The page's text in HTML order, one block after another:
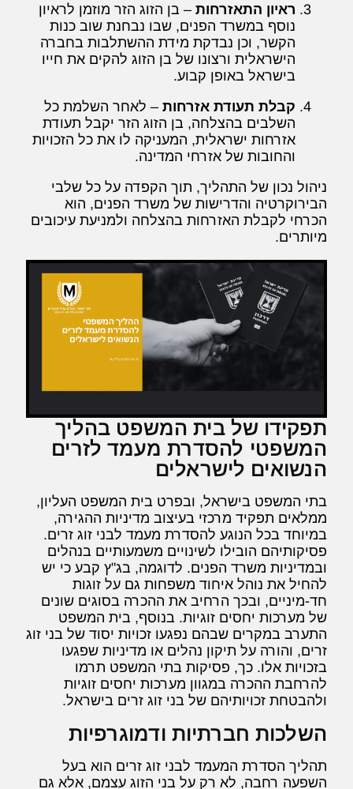
ראיון התאזרחות – בן הזוג הזר מוזמן לראיון
נוסף במשרד הפנים, שבו נבחנת שוב כנות
הקשר, וכן נבדקת מידת ההשתלבות בחברה
הישראלית ורצונו של בן הזוג להקים את חייו
בישראל באופן קבוע.
קבלת תעודת אזרחות – לאחר השלמת כל
השלבים בהצלחה, בן הזוג הזר יקבל תעודת
אזרחות ישראלית, המעניקה לו את כל הזכויות
והחובות של אזרחי המדינה.
ניהול נכון של התהליך, תוך הקפדה על כל שלבי
הבירוקרטיה והדרישות של משרד הפנים, הוא
הכרחי לקבלת האזרחות בהצלחה ולמניעת עיכובים
מיותרים.
תפקידו של בית המשפט בהליך
המשפטי להסדרת מעמד לזרים
הנשואים לישראלים
בתי המשפט בישראל, ובפרט בית המשפט העליון,
ממלאים תפקיד מרכזי בעיצוב מדיניות ההגירה,
במיוחד בכל הנוגע להסדרת מעמד לבני זוג זרים.
פסיקותיהם הובילו לשינויים משמעותיים בנהלים
ובמדיניות משרד הפנים. לדוגמה, בג"ץ קבע כי יש
להחיל את נוהל איחוד משפחות גם על זוגות
חד-מיניים, ובכך הרחיב את ההכרה בסוגים שונים
של מערכות יחסים זוגיות. בנוסף, בית המשפט
התערב במקרים שבהם נפגעו זכויות יסוד של בני זוג
זרים, והורה על תיקון נהלים או מדיניות שפגעו
בזכויות אלו. כך, פסיקות בתי המשפט תרמו
להרחבת ההכרה במגוון מערכות יחסים זוגיות
ולהבטחת זכויותיהם של בני זוג זרים בישראל.
השלכות חברתיות ודמוגרפיות
תהליך הסדרת המעמד לבני זוג זרים הוא בעל
השפעה רחבה, לא רק על בני הזוג עצמם, אלא גם